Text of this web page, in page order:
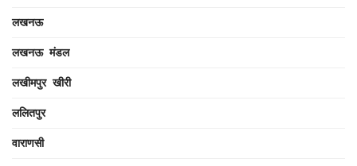
लखनऊ
लखनऊ मंडल
लखीमपुर खीरी
ललितपुर
वाराणसी